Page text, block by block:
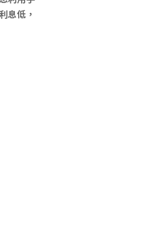
息低，